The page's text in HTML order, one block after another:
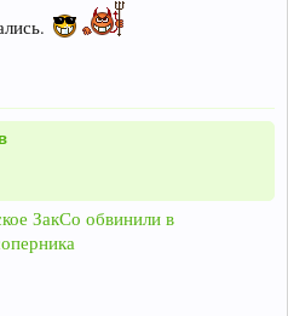
ЗакСо обвинили в